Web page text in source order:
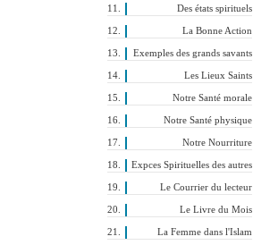
Des états spirituels
La Bonne Action
Exemples des grands savants
Les Lieux Saints
Notre Santé morale
Notre Santé physique
Notre Nourriture
Expces Spirituelles des autres
Le Courrier du lecteur
Le Livre du Mois
La Femme dans l'Islam